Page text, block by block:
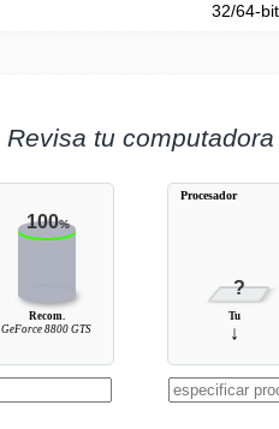
32/64-
Revisa tu computadora
100%
Recom.
GeForce 8800 GTS
?
Tu
↓
Procesador